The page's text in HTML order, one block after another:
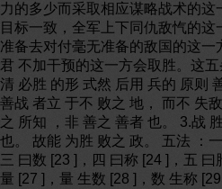
力的多少而采取相应谋略战术的这
目标一致，全军上下同仇敌忾的
准备去对付毫无准备的敌国的这一
君 不加干预的这一方会取胜。这
清 必胜 的形 式然 后用 兵的 原则
善战 者立 于不 败之 地， 而不 失
之 所知 ，非 善之 善者 也。 3.战
也。 故能 为胜 败之 政。 五法 ：
三 曰数 [23 ]，四 曰称 [24 ]，五 曰
量 [27 ]，量 生数 [28 ]，数 生称